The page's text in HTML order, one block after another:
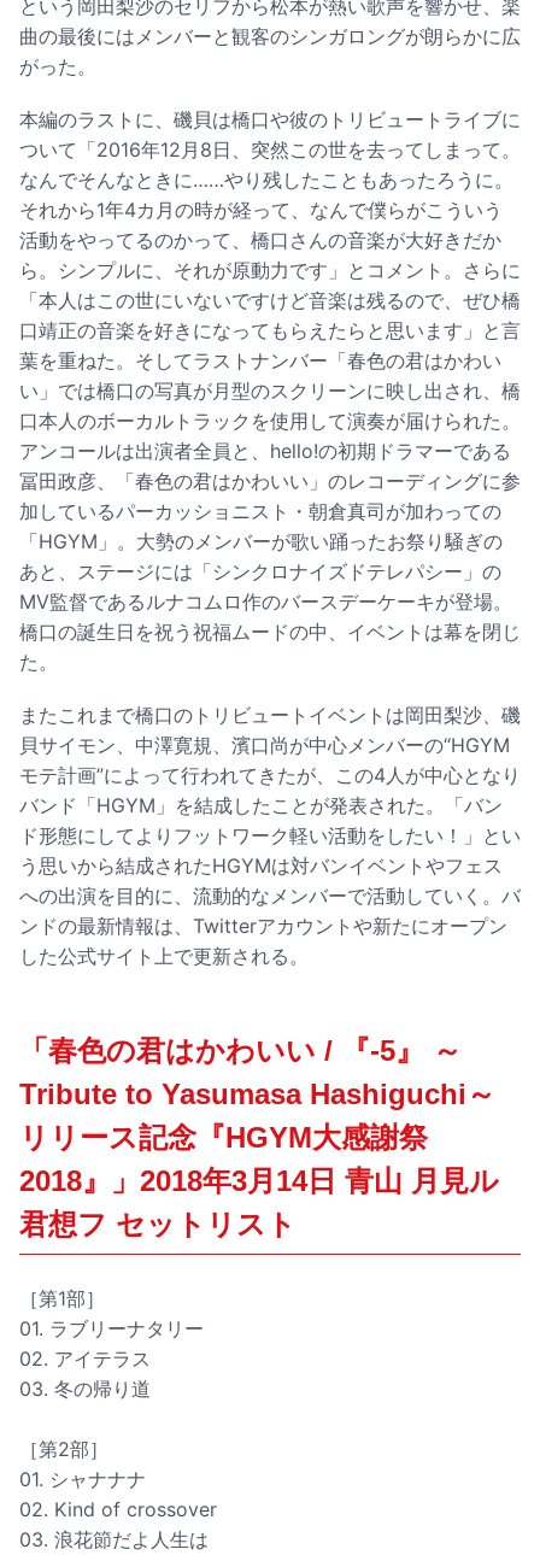
という岡田梨沙のセリフから松本が熱い歌声を響かせ、楽
曲の最後にはメンバーと観客のシンガロングが朗らかに広
がった。
本編のラストに、磯貝は橋口や彼のトリビュートライブに
ついて「2016年12月8日、突然この世を去ってしまって。
なんでそんなときに……やり残したこともあったろうに。
それから1年4カ月の時が経って、なんで僕らがこういう
活動をやってるのかって、橋口さんの音楽が大好きだか
ら。シンプルに、それが原動力です」とコメント。さらに
「本人はこの世にいないですけど音楽は残るので、ぜひ橋
口靖正の音楽を好きになってもらえたらと思います」と言
葉を重ねた。そしてラストナンバー「春色の君はかわい
い」では橋口の写真が月型のスクリーンに映し出され、橋
口本人のボーカルトラックを使用して演奏が届けられた。
アンコールは出演者全員と、hello!の初期ドラマーである
冨田政彦、「春色の君はかわいい」のレコーディングに参
加しているパーカッショニスト・朝倉真司が加わっての
「HGYM」。大勢のメンバーが歌い踊ったお祭り騒ぎの
あと、ステージには「シンクロナイズドテレパシー」の
MV監督であるルナコムロ作のバースデーケーキが登場。
橋口の誕生日を祝う祝福ムードの中、イベントは幕を閉じ
た。
またこれまで橋口のトリビュートイベントは岡田梨沙、磯
貝サイモン、中澤寛規、濱口尚が中心メンバーの“HGYM
モテ計画”によって行われてきたが、この4人が中心となり
バンド「HGYM」を結成したことが発表された。「バン
ド形態にしてよりフットワーク軽い活動をしたい！」とい
う思いから結成されたHGYMは対バンイベントやフェス
への出演を目的に、流動的なメンバーで活動していく。バ
ンドの最新情報は、Twitterアカウントや新たにオープン
した公式サイト上で更新される。
「春色の君はかわいい / 『-5』 ～
Tribute to Yasumasa Hashiguchi～
リリース記念『HGYM大感謝祭
2018』」2018年3月14日 青山 月見ル
君想フ セットリスト
［第1部］
01. ラブリーナタリー
02. アイテラス
03. 冬の帰り道
［第2部］
01. シャナナナ
02. Kind of crossover
03. 浪花節だよ人生は